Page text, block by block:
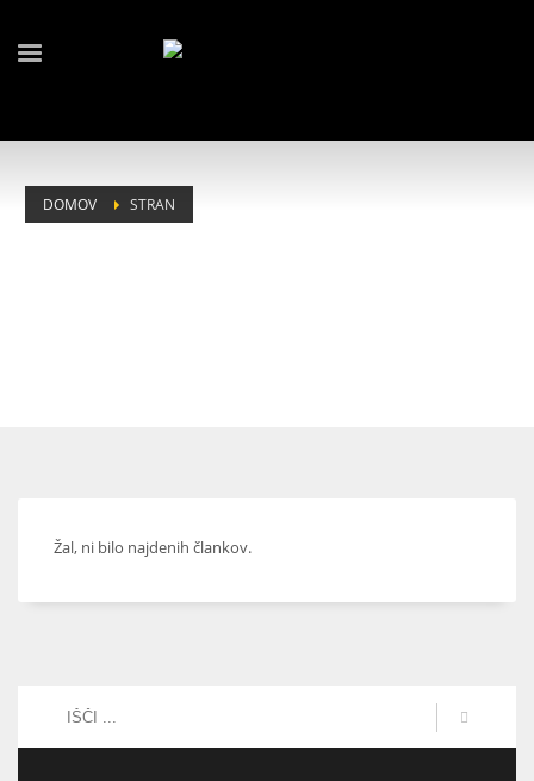
DOMOV STRAN
Žal, ni bilo najdenih člankov.